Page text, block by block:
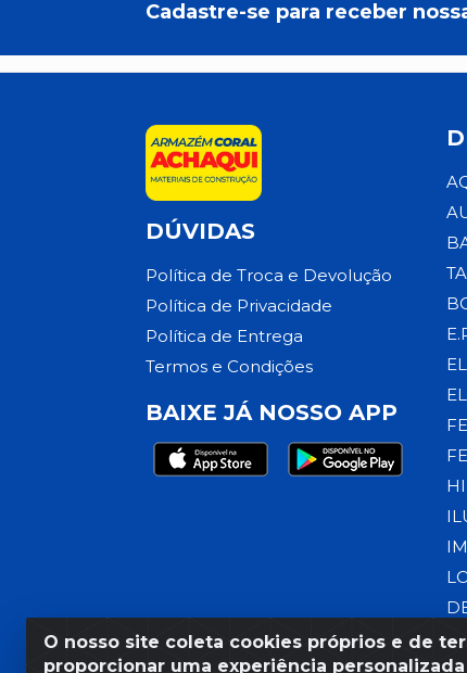
O nosso site coleta cookies próprios e de
proporcionar uma experiência
Cadastre-se para receber
DÚVIDAS
Política de Troca e Devolução
Política de Privacidade
Política de Entrega
Termos e Condições
BAIXE JÁ NOSSO APP